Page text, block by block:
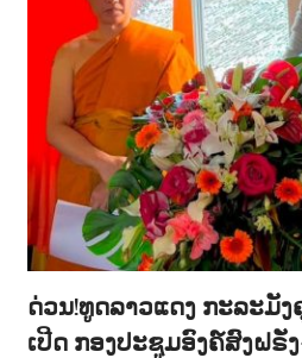
ດ່ວນ!ທູດລາວແດງ ກະລະມັງ
ເປີດ ກອງປະຊູມອົງຄ໌ສົງຝຣັ່